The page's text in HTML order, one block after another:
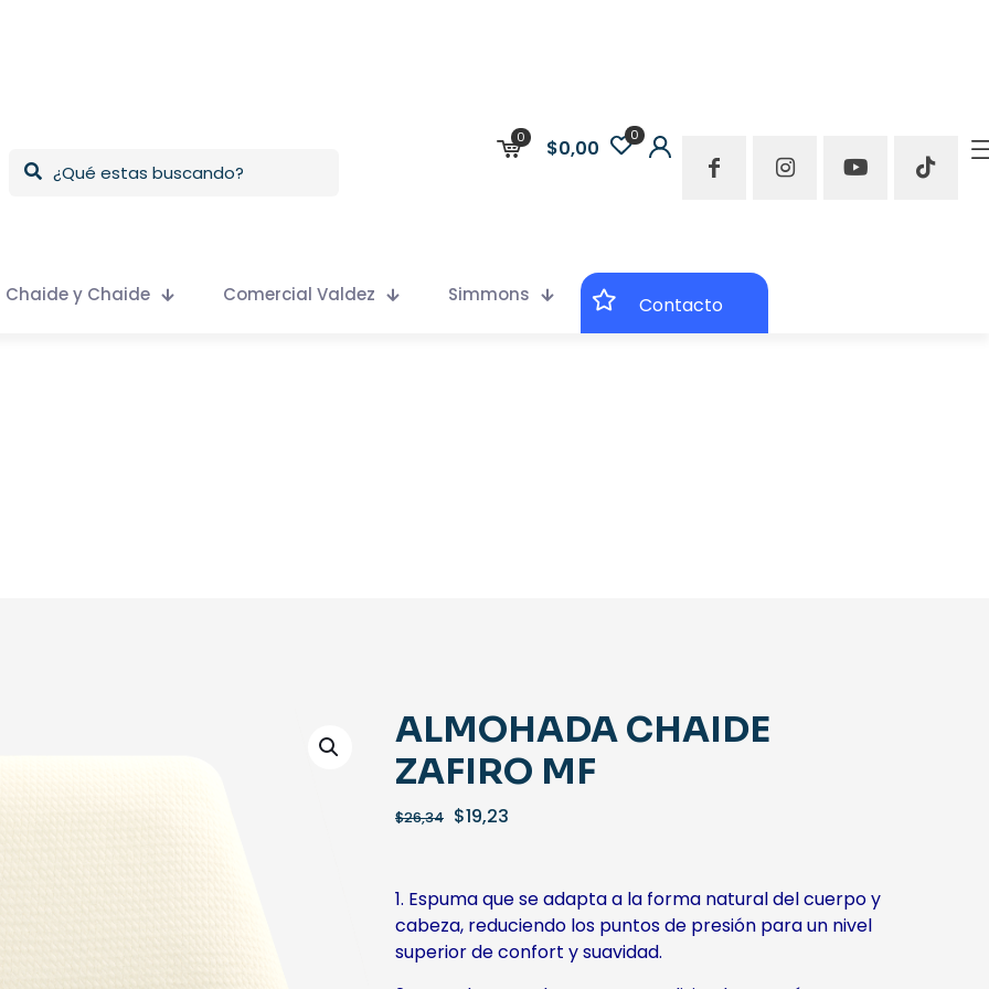
0 $0,00
0
Chaide y Chaide Comercial Valdez Simmons Contacto
ALMOHADA CHAIDE
ZAFIRO MF
$26,34 El
era:
$26,34.
$19,23
es:
$19,23.
1. Espuma que se adapta a la forma natural del cuerpo y
cabeza, reduciendo los puntos de presión para un nivel
superior de confort y suavidad.